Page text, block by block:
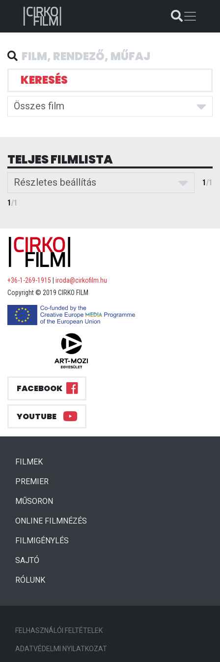
KERESÉS
Összes film
TELJES FILMLISTA
Részletes beállítás 1/1
1/1
+36-1-269-1915
iroda@cirkofilm.hu
Copyright © 2019 CIRKO FILM
FACEBOOK
YOUTUBE
FILMEK(CURRENT)
PREMIER
MŰSORON
ONLINE FILMNÉZÉS
FILMIGÉNYLÉS
SAJTÓ
RÓLUNK
FELHASZNÁLÓI FELTÉTELEK
ADATVÉDELMI NYILATKOZAT